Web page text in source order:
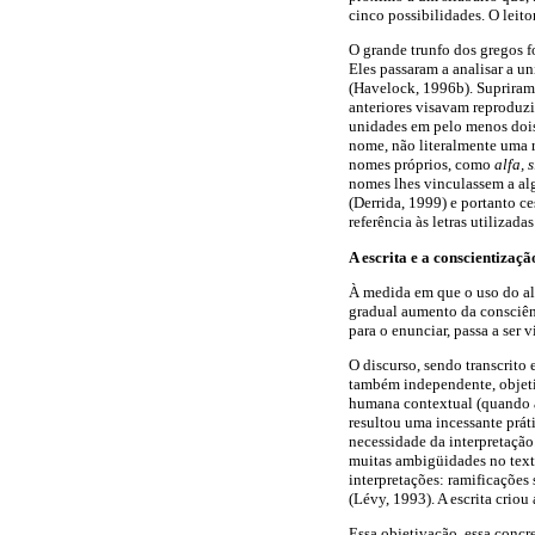
cinco possibilidades. O
O grande trunfo dos gregos
Eles passaram a analisar a
(Havelock, 1996b).
anteriores visavam
unidades em pelo menos
nome, não literalmente uma
nomes próprios, como alfa,
nomes lhes vinculassem a
(Derrida, 1999) e portanto
referência às letras
A escrita e a
À medida em que o uso do
gradual aumento da
para o enunciar, passa a ser
O discurso, sendo transcrito
também independente,
humana contextual (quando
resultou uma incessante
necessidade da
muitas ambigüidades no
interpretações:
(Lévy, 1993). A escrita criou